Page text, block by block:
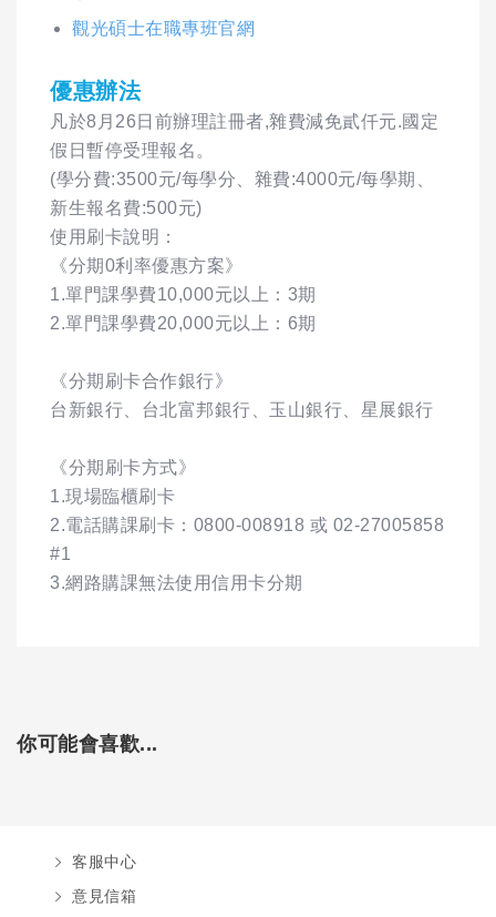
觀光碩士在職專班官網
優惠辦法
凡於8月26日前辦理註冊者,雜費減免貳仟元.國定
假日暫停受理報名。
(學分費:3500元/每學分、雜費:4000元/每學期、
新生報名費:500元)
使用刷卡說明：
《分期0利率優惠方案》
1.單門課學費10,000元以上：3期
2.單門課學費20,000元以上：6期
《分期刷卡合作銀行》
台新銀行、台北富邦銀行、玉山銀行、星展銀行
《分期刷卡方式》
1.現場臨櫃刷卡
2.電話購課刷卡：0800-008918 或 02-27005858
#1
3.網路購課無法使用信用卡分期
你可能會喜歡...
客服中心
意見信箱